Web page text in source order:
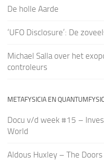
De holle Aarde
‘UFO Disclosure’: De
Michael Salla over het
controleurs
METAFYSICIA EN
Docu v/d week #15 –
World
Aldous Huxley – The